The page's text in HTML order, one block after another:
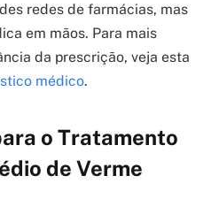
redes de farmácias, mas
em mãos. Para mais
da prescrição, veja esta
médico.
o Tratamento
de Verme